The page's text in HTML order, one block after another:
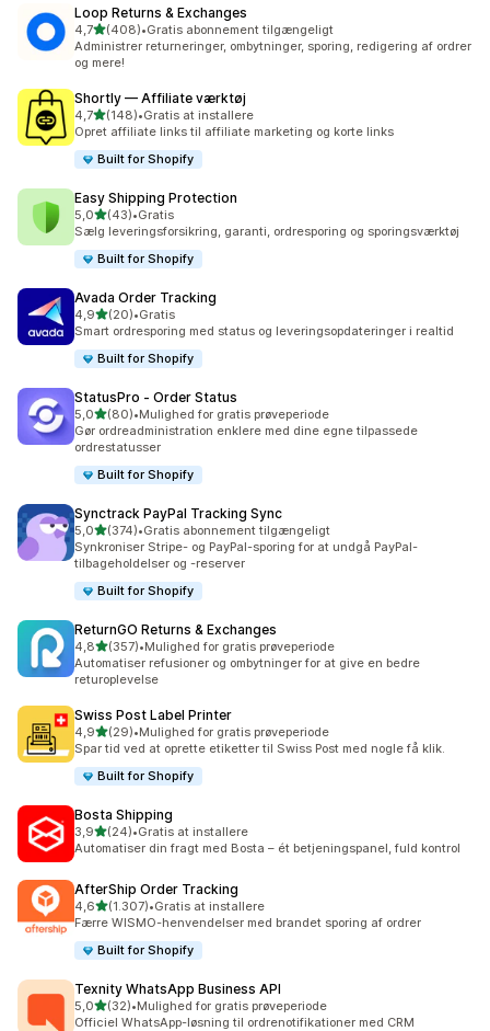
Loop Returns & Exchanges
4,7ud af 5 stjerner
(408)
408 anmeldelser i alt
•Gratis abonnement tilgængeligt
Administrer returneringer, ombytninger, sporing, redigering af ordrer
og mere!
Shortly — Affiliate værktøj
4,7ud af 5 stjerner
(148)
148 anmeldelser i alt
•Gratis at installere
Opret affiliate links til affiliate marketing og korte links
Built for Shopify
Easy Shipping Protection
5,0ud af 5 stjerner
(43)
43 anmeldelser i alt
•Gratis
Sælg leveringsforsikring, garanti, ordresporing og sporingsværktøj
Built for Shopify
Avada Order Tracking
4,9ud af 5 stjerner
(20)
20 anmeldelser i alt
•Gratis
Smart ordresporing med status og leveringsopdateringer i realtid
Built for Shopify
StatusPro ‑ Order Status
5,0ud af 5 stjerner
(80)
80 anmeldelser i alt
•Mulighed for gratis prøveperiode
Gør ordreadministration enklere med dine egne tilpassede
ordrestatusser
Built for Shopify
Synctrack PayPal Tracking Sync
5,0ud af 5 stjerner
(374)
374 anmeldelser i alt
•Gratis abonnement tilgængeligt
Synkroniser Stripe- og PayPal-sporing for at undgå PayPal-
tilbageholdelser og -reserver
Built for Shopify
ReturnGO Returns & Exchanges
4,8ud af 5 stjerner
(357)
357 anmeldelser i alt
•Mulighed for gratis prøveperiode
Automatiser refusioner og ombytninger for at give en bedre
returoplevelse
Swiss Post Label Printer
4,9ud af 5 stjerner
(29)
29 anmeldelser i alt
•Mulighed for gratis prøveperiode
Spar tid ved at oprette etiketter til Swiss Post med nogle få klik.
Built for Shopify
Bosta Shipping
3,9ud af 5 stjerner
(24)
24 anmeldelser i alt
•Gratis at installere
Automatiser din fragt med Bosta – ét betjeningspanel, fuld kontrol
AfterShip Order Tracking
4,6ud af 5 stjerner
(1.307)
1307 anmeldelser i alt
•Gratis at installere
Færre WISMO-henvendelser med brandet sporing af ordrer
Built for Shopify
Texnity WhatsApp Business API
5,0ud af 5 stjerner
(32)
32 anmeldelser i alt
•Mulighed for gratis prøveperiode
Officiel WhatsApp-løsning til ordrenotifikationer med CRM